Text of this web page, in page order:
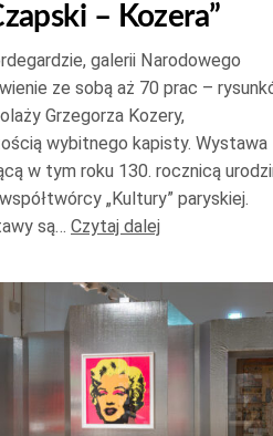
– Kozera”
galerii Narodowego
ze sobą aż 70 prac –
Grzegorza Kozery,
wybitnego kapisty. Wystawa
w tym roku 130. rocznicą
„Kultury” paryskiej.
są… Czytaj dalej